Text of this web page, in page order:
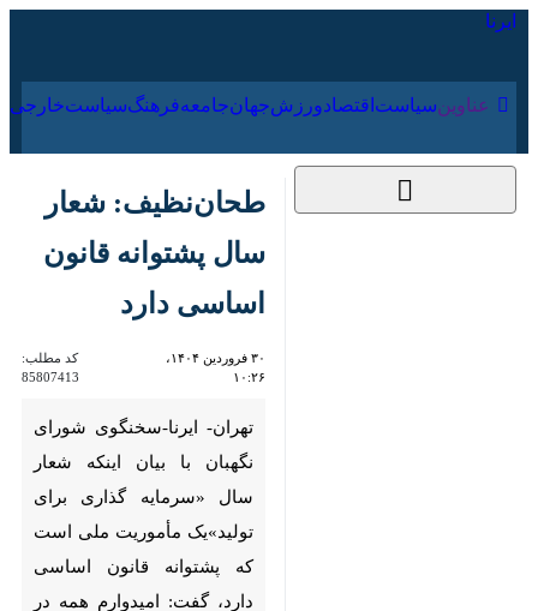
عناوین‌ سیاست اقتصاد ورزش جهان جامعه فرهنگ
طحان‌نظیف: شعار سال
پشتوانه قانون اساسی
دارد
۱۰:۲۶
کد مطلب:
85807413
تهران- ایرنا-سخنگوی شورای
نگهبان با بیان اینکه شعار سال
«سرمایه گذاری برای تولید»یک
مأموریت ملی است که پشتوانه
قانون اساسی دارد، گفت: امیدوارم
همه در این جهت تلاش کنند و